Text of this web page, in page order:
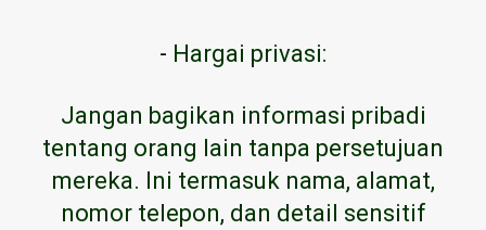
- Hargai privasi:
Jangan bagikan informasi pribadi
tentang orang lain tanpa persetujuan
mereka. Ini termasuk nama, alamat,
nomor telepon, dan detail sensitif